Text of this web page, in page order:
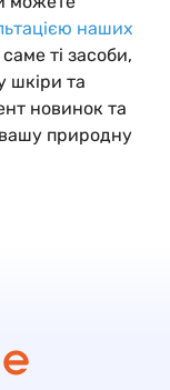
наших
ті засоби,
шкіри та
новинок та
вашу природну